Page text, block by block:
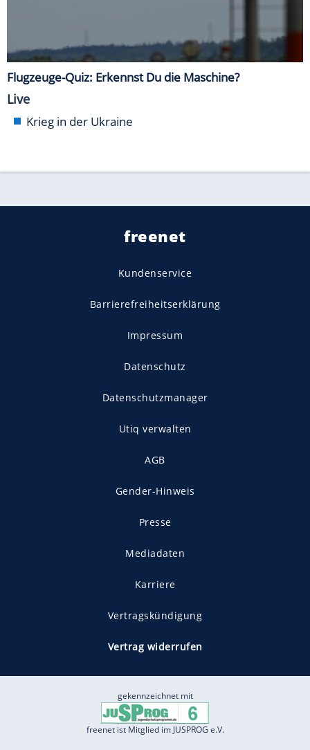
Flugzeuge-Quiz: Erkennst Du die Maschine?
Live
Krieg in der Ukraine
freenet
Kundenservice
Barrierefreiheitserklärung
Impressum
Datenschutz
Datenschutzmanager
Utiq verwalten
AGB
Gender-Hinweis
Presse
Mediadaten
Karriere
Vertragskündigung
Vertrag widerrufen
gekennzeichnet mit
freenet ist Mitglied im JUSPROG e.V.